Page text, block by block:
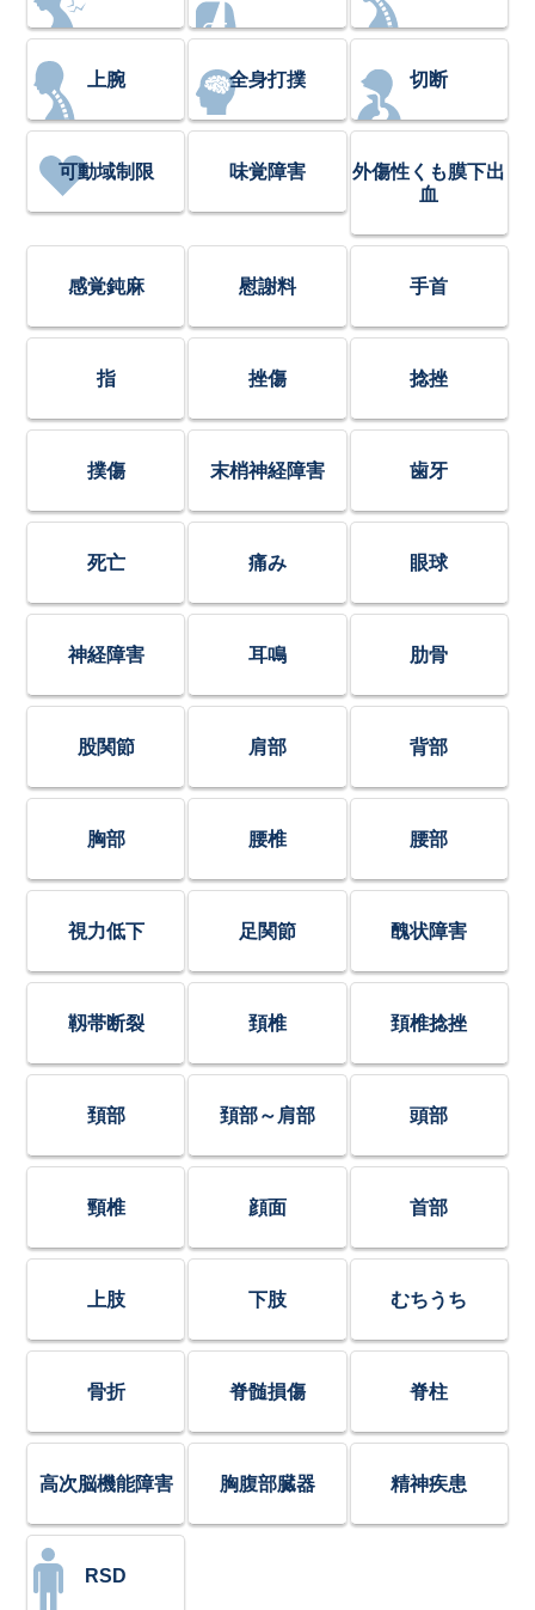
上腕 全身打撲 切断
可動域制限 味覚障害
外傷性くも膜下出
血
感覚鈍麻 慰謝料 手首
指 挫傷 捻挫
撲傷 末梢神経障害 歯牙
死亡 痛み 眼球
神経障害 耳鳴 肋骨
股関節 肩部 背部
胸部 腰椎 腰部
視力低下 足関節 醜状障害
靱帯断裂 頚椎 頚椎捻挫
頚部 頚部～肩部 頭部
頸椎 顔面 首部
上肢 下肢 むちうち
骨折 脊髄損傷 脊柱
高次脳機能障害 胸腹部臓器 精神疾患
RSD